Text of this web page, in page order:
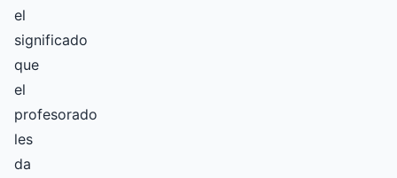
el
significado
que
el
profesorado
les
da